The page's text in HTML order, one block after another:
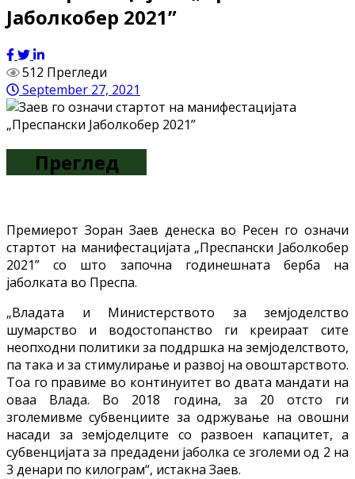
Јаболкобер 2021”
512 Прегледи
September 27, 2021
Преглед
Премиерот Зоран Заев денеска во Ресен го означи
стартот на манифестацијата „Преспански Јаболкобер
2021” со што започна годинешната берба на
јаболката во Преспа.
„Владата и Министерството за земјоделство
шумарство и водостопанство ги креираат сите
неопходни политики за поддршка на земјоделството,
па така и за стимулирање и развој на овоштарството.
Тоа го правиме во континуитет во двата мандати на
оваа Влада. Во 2018 година, за 20 отсто ги
зголемивме субвенциите за одржување на овошни
насади за земјоделците со развоен капацитет, а
субвенцијата за предадени јаболка се зголеми од 2 на
3 денари по килограм“, истакна Заев.